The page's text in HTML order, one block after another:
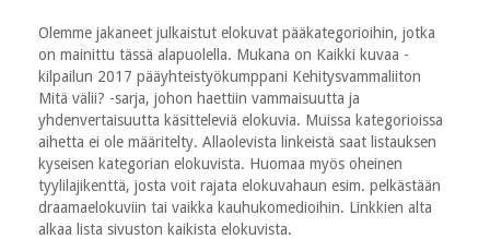
Olemme jakaneet julkaistut elokuvat pääkategorioihin, jotka
on mainittu tässä alapuolella. Mukana on Kaikki kuvaa -
kilpailun 2017 pääyhteistyökumppani Kehitysvammaliiton
Mitä välii? -sarja, johon haettiin vammaisuutta ja
yhdenvertaisuutta käsitteleviä elokuvia. Muissa kategorioissa
aihetta ei ole määritelty. Allaolevista linkeistä saat listauksen
kyseisen kategorian elokuvista. Huomaa myös oheinen
tyylilajikenttä, josta voit rajata elokuvahaun esim. pelkästään
draamaelokuviin tai vaikka kauhukomedioihin. Linkkien alta
alkaa lista sivuston kaikista elokuvista.